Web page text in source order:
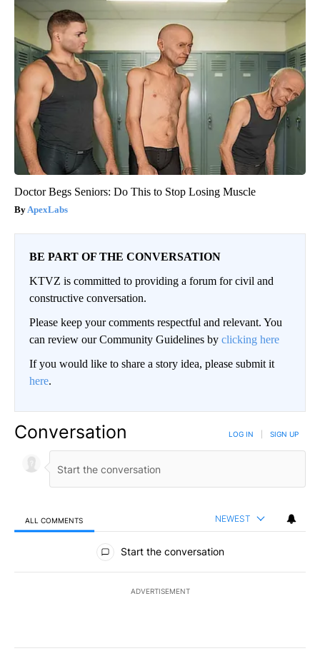
Doctor Begs Seniors: Do This to Stop Losing Muscle
ApexLabs
BE PART OF THE CONVERSATION
KTVZ is committed to providing a forum for civil and
constructive conversation.
Please keep your comments respectful and relevant. You
can review our Community Guidelines by clicking here
If you would like to share a story idea, please submit it
here.
Conversation LOG IN SIGN UP
ALL COMMENTS NEWEST
All Comments
Start the conversation
ADVERTISEMENT